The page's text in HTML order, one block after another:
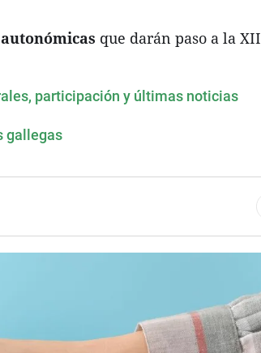
que darán paso a la XII
participación y últimas noticias
gallegas